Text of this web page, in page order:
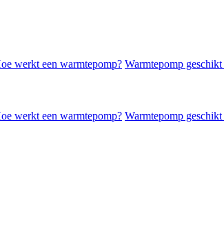
werkt een warmtepomp? Warmtepomp
werkt een warmtepomp? Warmtepomp